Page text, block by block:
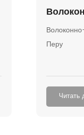
проект
Перу
Читать